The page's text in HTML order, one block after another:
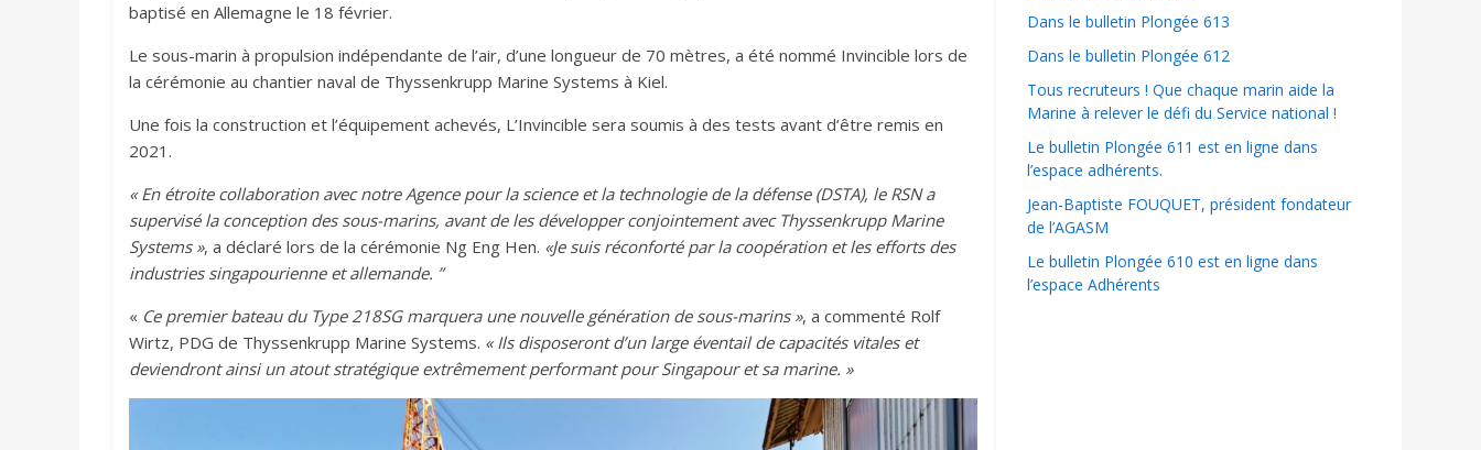
baptisé en Allemagne le 18 février.
Le sous-marin à propulsion indépendante de l’air, d’une longueur de 70 mètres, a été nommé Invincible lors de
la cérémonie au chantier naval de Thyssenkrupp Marine Systems à Kiel.
Une fois la construction et l’équipement achevés, L’Invincible sera soumis à des tests avant d’être remis en
2021.
« En étroite collaboration avec notre Agence pour la science et la technologie de la défense (DSTA), le RSN a
supervisé la conception des sous-marins, avant de les développer conjointement avec Thyssenkrupp Marine
Systems », a déclaré lors de la cérémonie Ng Eng Hen. «Je suis réconforté par la coopération et les efforts des
industries singapourienne et allemande. ”
« Ce premier bateau du Type 218SG marquera une nouvelle génération de sous-marins », a commenté Rolf
Wirtz, PDG de Thyssenkrupp Marine Systems. « Ils disposeront d’un large éventail de capacités vitales et
deviendront ainsi un atout stratégique extrêmement performant pour Singapour et sa marine. »
Dans le bulletin Plongée 613
Dans le bulletin Plongée 612
Tous recruteurs ! Que chaque marin aide la
Marine à relever le défi du Service national !
Le bulletin Plongée 611 est en ligne dans
l’espace adhérents.
Jean-Baptiste FOUQUET, président fondateur
de l’AGASM
Le bulletin Plongée 610 est en ligne dans
l’espace Adhérents